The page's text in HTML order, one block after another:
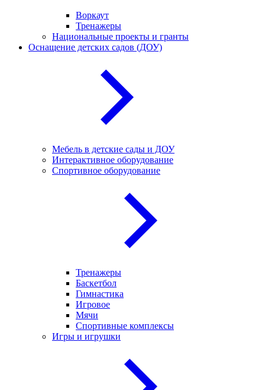
Воркаут
Тренажеры
Национальные проекты и гранты
Оснащение детских садов (ДОУ)
Мебель в детские сады и ДОУ
Интерактивное оборудование
Спортивное оборудование
Тренажеры
Баскетбол
Гимнастика
Игровое
Мячи
Спортивные комплексы
Игры и игрушки